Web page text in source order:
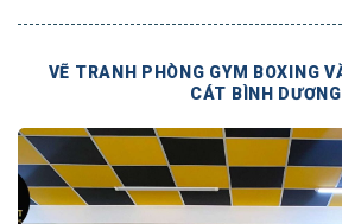
VẼ TRANH PHÒNG GYM BOXING
CÁT BÌNH DƯƠNG